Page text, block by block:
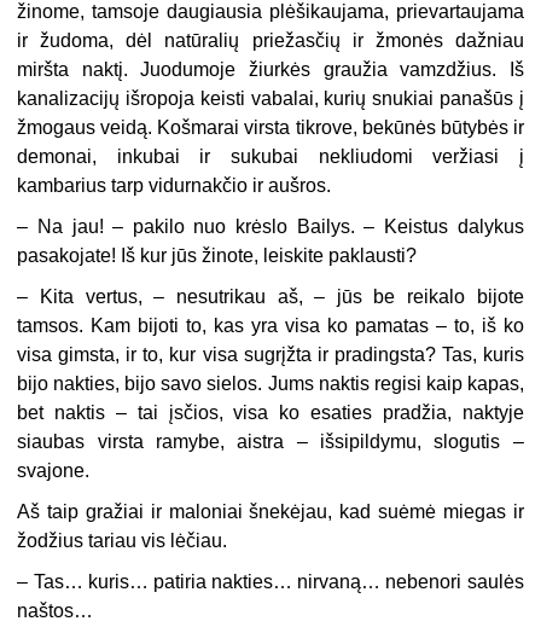
žinome, tamsoje daugiausia plėšikaujama, prievartaujama
ir žudoma, dėl natūralių priežasčių ir žmonės dažniau
miršta naktį. Juodumoje žiurkės graužia vamzdžius. Iš
kanalizacijų išropoja keisti vabalai, kurių snukiai panašūs į
žmogaus veidą. Košmarai virsta tikrove, bekūnės būtybės ir
demonai, inkubai ir sukubai nekliudomi veržiasi į
kambarius tarp vidurnakčio ir aušros.
– Na jau! – pakilo nuo krėslo Bailys. – Keistus dalykus
pasakojate! Iš kur jūs žinote, leiskite paklausti?
– Kita vertus, – nesutrikau aš, – jūs be reikalo bijote
tamsos. Kam bijoti to, kas yra visa ko pamatas – to, iš ko
visa gimsta, ir to, kur visa sugrįžta ir pradingsta? Tas, kuris
bijo nakties, bijo savo sielos. Jums naktis regisi kaip kapas,
bet naktis – tai įsčios, visa ko esaties pradžia, naktyje
siaubas virsta ramybe, aistra – išsipildymu, slogutis –
svajone.
Aš taip gražiai ir maloniai šnekėjau, kad suėmė miegas ir
žodžius tariau vis lėčiau.
– Tas… kuris… patiria nakties… nirvaną… nebenori saulės
naštos…